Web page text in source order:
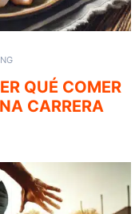
QUÉ COMER
CARRERA